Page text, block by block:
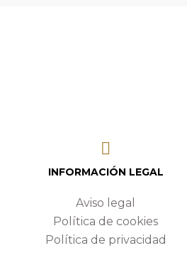
INFORMACIÓN LEGAL
Aviso legal
Política de cookies
Política de privacidad